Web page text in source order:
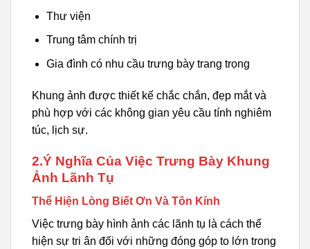
Thư viện
Trung tâm chính trị
Gia đình có nhu cầu trưng bày trang trọng
Khung ảnh được thiết kế chắc chắn, đẹp mắt và
phù hợp với các không gian yêu cầu tính nghiêm
túc, lịch sự.
2.Ý Nghĩa Của Việc Trưng Bày Khung
Ảnh Lãnh Tụ
Thể Hiện Lòng Biết Ơn Và Tôn Kính
Việc trưng bày hình ảnh các lãnh tụ là cách thể
hiện sự tri ân đối với những đóng góp to lớn trong